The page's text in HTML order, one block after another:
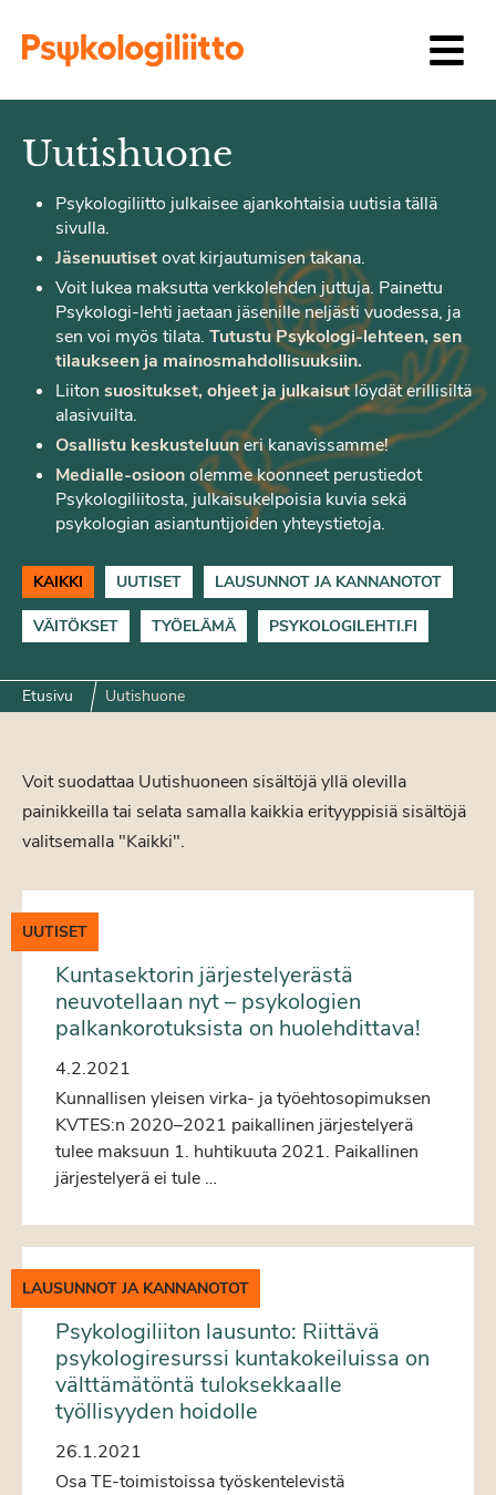
Uutishuone
Psykologiliitto julkaisee ajankohtaisia uutisia tällä
sivulla.
Jäsenuutisetovat kirjautumisen takana.
Voit lukea maksutta verkkolehden juttuja. Painettu
Psykologi-lehti jaetaan jäsenille neljästi vuodessa, ja
sen voi myös tilata. Tutustu Psykologi-lehteen, sen
tilaukseen ja mainosmahdollisuuksiin.
Liiton suositukset, ohjeet ja julkaisutlöydät erillisiltä
alasivuilta.
Osallistu keskusteluuneri kanavissamme!
Medialle-osioonolemme koonneet perustiedot
Psykologiliitosta, julkaisukelpoisia kuvia sekä
psykologian asiantuntijoiden yhteystietoja.
KAIKKI UUTISET LAUSUNNOT JA KANNANOTOT
VÄITÖKSET TYÖELÄMÄ PSYKOLOGILEHTI.FI
Etusivu Uutishuone
Voit suodattaa Uutishuoneen sisältöjä yllä olevilla
painikkeilla tai selata samalla kaikkia erityyppisiä sisältöjä
valitsemalla "Kaikki".
UUTISET
Kuntasektorin järjestelyerästä
neuvotellaan nyt – psykologien
palkankorotuksista on huolehdittava!
4.2.2021
Kunnallisen yleisen virka- ja työehtosopimuksen
KVTES:n 2020–2021 paikallinen järjestelyerä
tulee maksuun 1. huhtikuuta 2021. Paikallinen
järjestelyerä ei tule …
LAUSUNNOT JA KANNANOTOT
Psykologiliiton lausunto: Riittävä
psykologiresurssi kuntakokeiluissa on
välttämätöntä tuloksekkaalle
työllisyyden hoidolle
26.1.2021
Osa TE-toimistoissa työskentelevistä